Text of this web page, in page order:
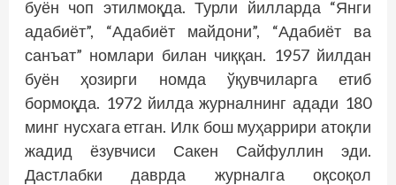
буён чоп этилмоқда. Турли йилларда “Янги
адабиёт”, “Адабиёт майдони”, “Адабиёт ва
санъат” номлари билан чиққан. 1957 йилдан
буён ҳозирги номда ўқувчиларга етиб
бормоқда. 1972 йилда журналнинг адади 180
минг нусхага етган. Илк бош муҳаррири атоқли
жадид ёзувчиси Сакен Сайфуллин эди.
Дастлабки даврда журналга оқсоқол